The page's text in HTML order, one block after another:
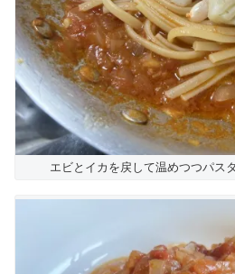
エビとイカを戻して温めつつパス